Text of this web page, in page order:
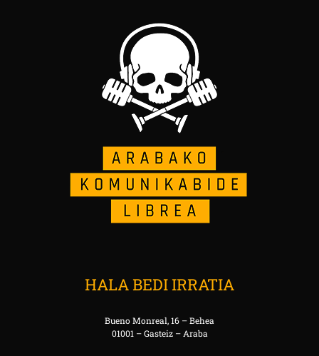
HALA BEDI IRRATIA
Bueno Monreal, 16 – Behea
01001 – Gasteiz – Araba